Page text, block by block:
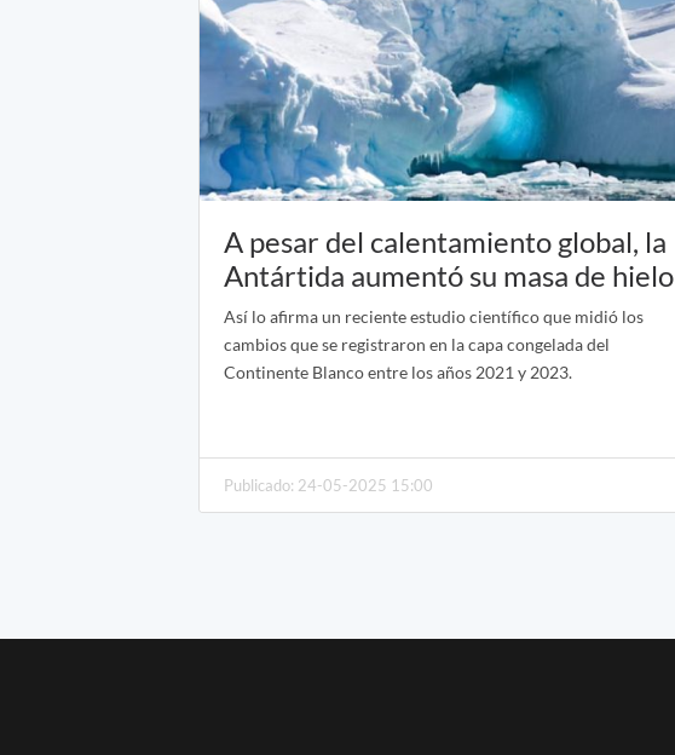
A pesar del calentamiento global, la
Antártida aumentó su masa de hielo
Así lo afirma un reciente estudio científico que midió los
cambios que se registraron en la capa congelada del
Continente Blanco entre los años 2021 y 2023.
Publicado: 24-05-2025 15:00